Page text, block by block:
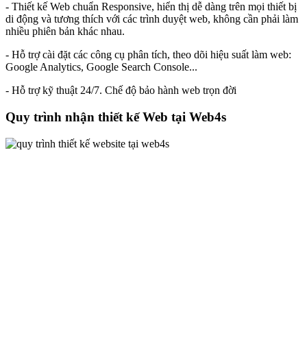
- Thiết kế Web chuẩn Responsive, hiển thị dễ dàng trên mọi thiết bị
di động và tương thích với các trình duyệt web, không cần phải làm
nhiều phiên bản khác nhau.
- Hỗ trợ cài đặt các công cụ phân tích, theo dõi hiệu suất làm web:
Google Analytics, Google Search Console...
- Hỗ trợ kỹ thuật 24/7. Chế độ bảo hành web trọn đời
Quy trình nhận thiết kế Web tại Web4s